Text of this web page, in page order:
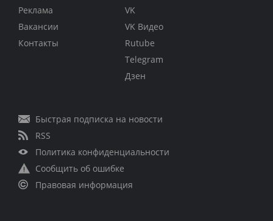
Реклама
Вакансии
Контакты
VK
VK Видео
Rutube
Telegram
Дзен
Быстрая подписка на новости
RSS
Политика конфиденциальности
Сообщить об ошибке
Правовая информация